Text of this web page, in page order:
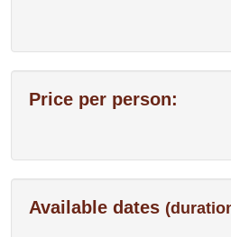
Price per person:
Available dates